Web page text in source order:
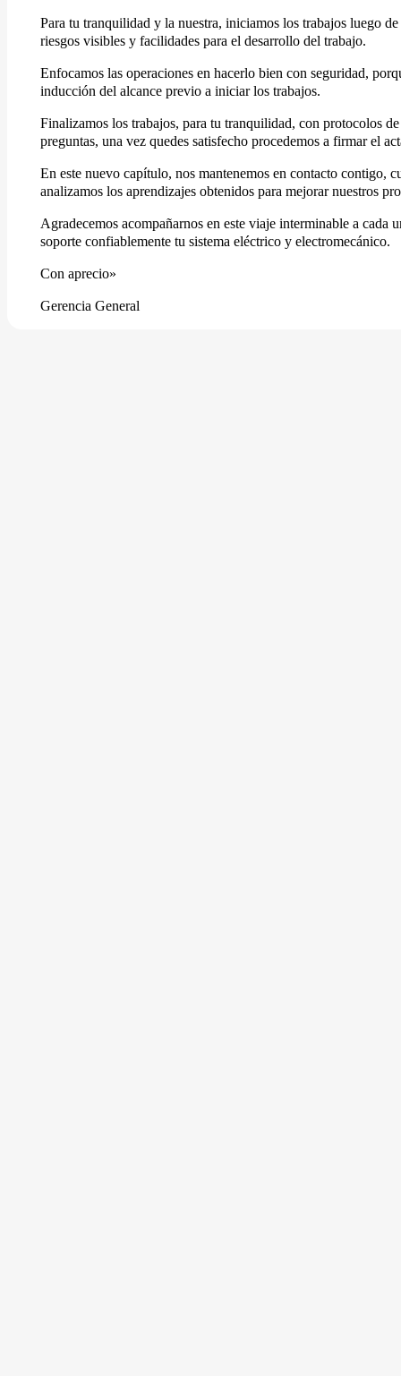
Para tu tranquilidad y la nuestra, iniciamos los trabajos luego
riesgos visibles y facilidades para el desarrollo del trabajo.
Enfocamos las operaciones en hacerlo bien con seguridad,
inducción del alcance previo a iniciar los trabajos.
Finalizamos los trabajos, para tu tranquilidad, con protocolos
preguntas, una vez quedes satisfecho procedemos a firmar el
En este nuevo capítulo, nos mantenemos en contacto contigo,
analizamos los aprendizajes obtenidos para mejorar nuestros
Agradecemos acompañarnos en este viaje interminable a cada
soporte confiablemente tu sistema eléctrico y electromecánico.
Con aprecio»
Gerencia General